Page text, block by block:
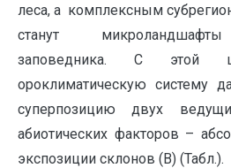
леса, а комплексным
станут
заповедника. С этой
ороклиматическую систему
суперпозицию двух
абиотических факторов –
экспозиции склонов (В) (Табл.).